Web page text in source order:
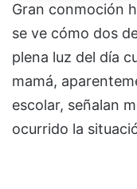
Gran conmoción
se ve cómo dos
plena luz del día
mamá,
escolar, señalan
ocurrido la